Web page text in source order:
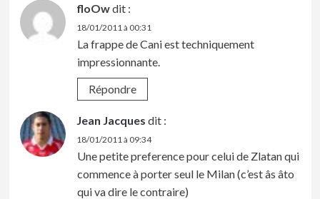
floOwdit :
18/01/2011 à 00:31
La frappe de Cani est techniquement
impressionnante.
Répondre
Jean Jacques dit :
18/01/2011 à 09:34
Une petite preference pour celui de Zlatan qui
commence à porter seul le Milan (c’est âs âto
qui va dire le contraire)